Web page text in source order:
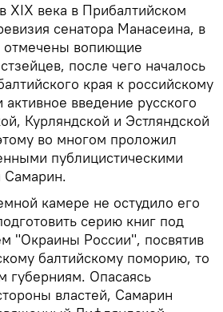
XIX века в Прибалтийском
сенатора Манасеина, в
отмечены вопиющие
после чего началось
края к российскому
активное введение русского
Курляндской и Эстляндской
во многом проложил
публицистическими
камере не остудило его
серию книг под
"Окраины России", посвятив
балтийскому поморию, то
губерниям. Опасаясь
властей, Самарин